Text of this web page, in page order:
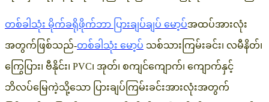
တစ်ခါသုံး မိုက်ခရိုဖိုက်ဘာ ပြားချပ်ချပ် မော့ပ်အထပ်အားလုံး
အတွက်ဖြစ်သည်-တစ်ခါသုံး မော့ပ် သစ်သားကြမ်းခင်း၊ လမီနိတ်၊
ကြွေပြား၊ ဗီနိုင်း၊ PVC၊ အုတ်၊ စကျင်ကျောက်၊ ကျောက်နှင့်
ဘိလပ်မြေကဲ့သို့သော ပြားချပ်ကြမ်းခင်းအားလုံးအတွက်